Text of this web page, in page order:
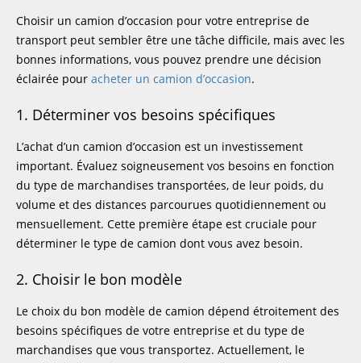
Choisir un camion d’occasion pour votre entreprise de
transport peut sembler être une tâche difficile, mais avec les
bonnes informations, vous pouvez prendre une décision
éclairée pour acheter un camion d’occasion.
1. Déterminer vos besoins spécifiques
L’achat d’un camion d’occasion est un investissement
important. Évaluez soigneusement vos besoins en fonction
du type de marchandises transportées, de leur poids, du
volume et des distances parcourues quotidiennement ou
mensuellement. Cette première étape est cruciale pour
déterminer le type de camion dont vous avez besoin.
2. Choisir le bon modèle
Le choix du bon modèle de camion dépend étroitement des
besoins spécifiques de votre entreprise et du type de
marchandises que vous transportez. Actuellement, le